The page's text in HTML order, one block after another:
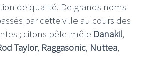
de qualité. De grands noms
par cette ville au cours des
; citons pêle-mêle Danakil,
Taylor, Raggasonic, Nuttea,